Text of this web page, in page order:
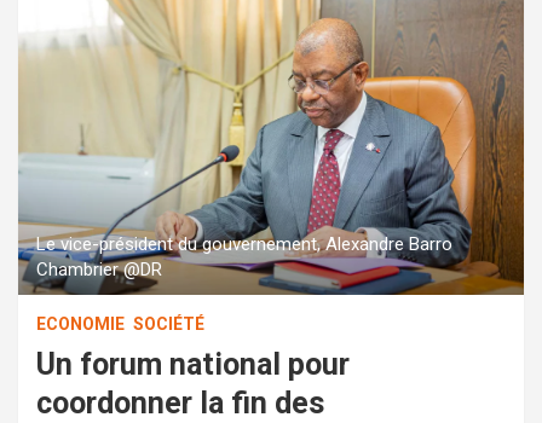
Le vice-président du gouvernement, Alexandre Barro
Chambrier @DR
ECONOMIE SOCIÉTÉ
Un forum national pour
coordonner la fin des